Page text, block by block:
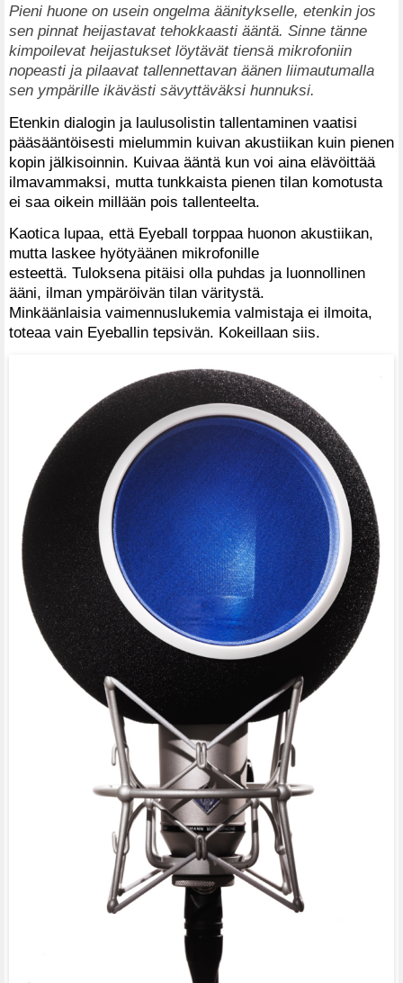
Pieni huone on usein ongelma äänitykselle, etenkin jos
sen pinnat heijastavat tehokkaasti ääntä. Sinne tänne
kimpoilevat heijastukset löytävät tiensä mikrofoniin
nopeasti ja pilaavat tallennettavan äänen liimautumalla
sen ympärille ikävästi sävyttäväksi hunnuksi.
Etenkin dialogin ja laulusolistin tallentaminen vaatisi
pääsääntöisesti mielummin kuivan akustiikan kuin pienen
kopin jälkisoinnin. Kuivaa ääntä kun voi aina elävöittää
ilmavammaksi, mutta tunkkaista pienen tilan komotusta
ei saa oikein millään pois tallenteelta.
Kaotica lupaa, että Eyeball torppaa huonon akustiikan,
mutta laskee hyötyäänen mikrofonille
esteettä. Tuloksena pitäisi olla puhdas ja luonnollinen
ääni, ilman ympäröivän tilan väritystä.
Minkäänlaisia vaimennuslukemia valmistaja ei ilmoita,
toteaa vain Eyeballin tepsivän. Kokeillaan siis.